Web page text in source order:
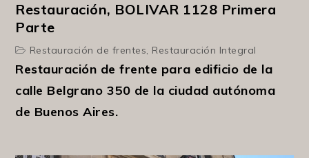
Restauración, BOLIVAR 1128 Primera
Parte
Restauración de frentes, Restauración Integral
Restauración de frente para edificio de la
calle Belgrano 350 de la ciudad autónoma
de Buenos Aires.